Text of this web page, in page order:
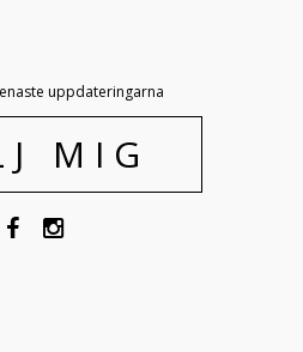
uppdateringarna
MIG